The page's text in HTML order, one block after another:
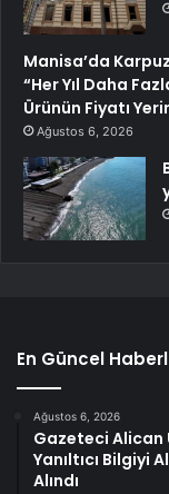
Manisa’da
“Her Yıl Daha
Ürünün Fiyatı
Ağustos 6, 2026
En Güncel
Ağustos 6, 2026
Gazeteci Alican
Yanıltıcı Bilgiyi
Alındı